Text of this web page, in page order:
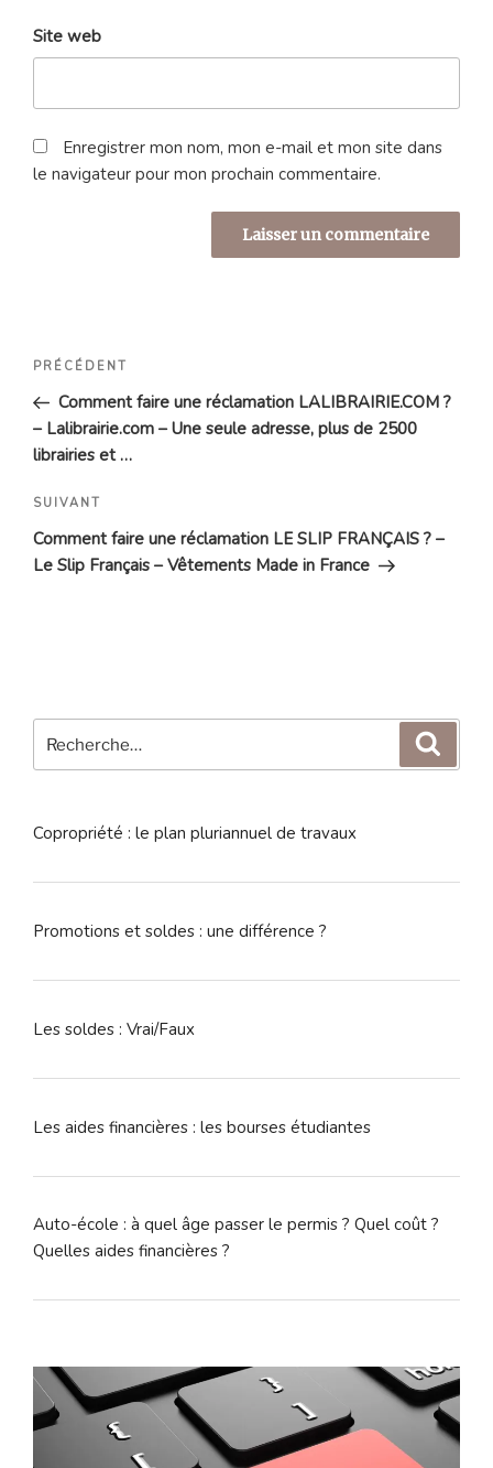
Site web
Enregistrer mon nom, mon e-mail et mon site dans
le navigateur pour mon prochain commentaire.
Navigation
l’article
Article
précédent
PRÉCÉDENT
Comment faire une réclamation LALIBRAIRIE.COM ?
– Lalibrairie.com – Une seule adresse, plus de 2500
librairies et …
Article
suivant
SUIVANT
Comment faire une réclamation LE SLIP FRANÇAIS ? –
Le Slip Français – Vêtements Made in France
pour
Copropriété : le plan pluriannuel de travaux
Promotions et soldes : une différence ?
Les soldes : Vrai/Faux
Les aides financières : les bourses étudiantes
Auto-école : à quel âge passer le permis ? Quel coût ?
Quelles aides financières ?